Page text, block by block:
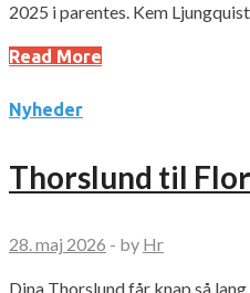
2025 i parentes. Kem
Read More
Nyheder
Thorslund til
28. maj 2026 - by Hr
Dina Thorslund får knap så